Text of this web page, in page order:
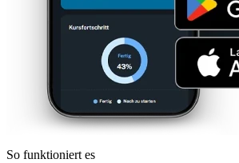
So funktioniert es